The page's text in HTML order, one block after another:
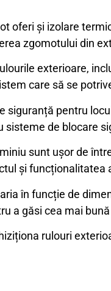
oferi și izolare
zgomotului din
exterioare,
care să se
siguranță pentru
de blocare
sunt ușor de
și funcționalitatea
în funcție de
a găsi cea mai
rulouri